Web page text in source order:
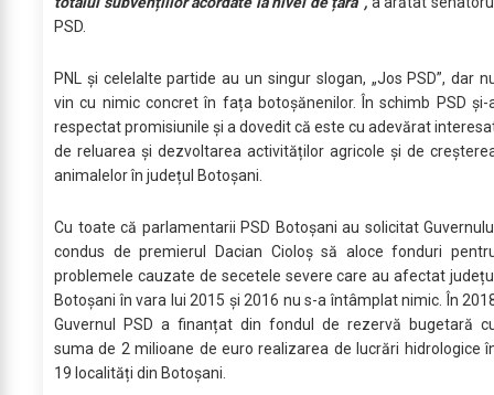
PSD.
PNL și celelalte partide au un singur slogan, „Jos PSD”, dar
vin cu nimic concret în fața botoșănenilor. În schimb PSD și-
respectat promisiunile și a dovedit că este cu adevărat
de reluarea și dezvoltarea activităților agricole și de
animalelor în județul Botoșani.
Cu toate că parlamentarii PSD Botoșani au solicitat
condus de premierul Dacian Cioloș să aloce fonduri
problemele cauzate de secetele severe care au afectat
Botoșani în vara lui 2015 și 2016 nu s-a întâmplat nimic. În
Guvernul PSD a finanțat din fondul de rezervă bugetară
suma de 2 milioane de euro realizarea de lucrări hidrologice
19 localități din Botoșani.